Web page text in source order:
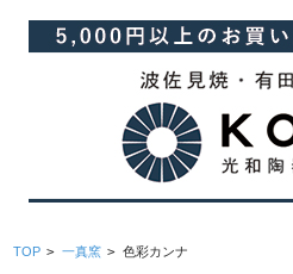
TOP > 一真窯 > 色彩カンナ